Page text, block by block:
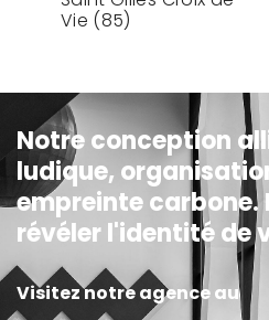
Vie (85)
Notre conception
ludique,
empreinte carbone.
révéler l'identité de
Visitez notre agence au